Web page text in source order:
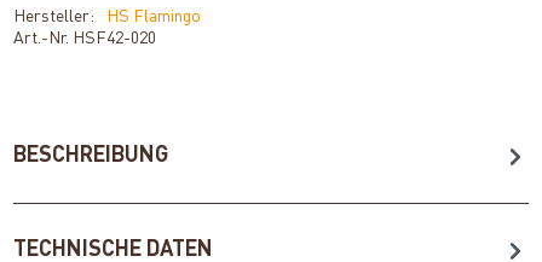
Hersteller:
HS Flamingo
Art.-Nr. HSF42-020
BESCHREIBUNG
TECHNISCHE DATEN